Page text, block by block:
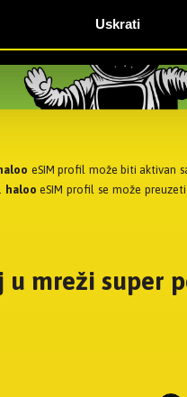
Uskrati
eSIM profil može biti aktivan
haloo eSIM profil se može
u mreži super